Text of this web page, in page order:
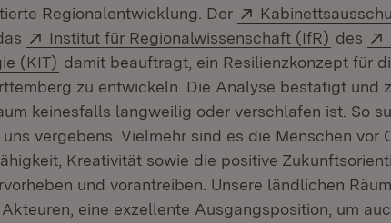
Regionalentwicklung. Der
Extern:
Extern:
Institut für Regionalwissenschaft (IfR) (Öffnet
des
(KIT) (Öffnet in neuem Fenster)
damit beauftragt, ein Resilienzkonzept für
zu entwickeln. Die Analyse bestätigt und
keinesfalls langweilig oder verschlafen ist. So
vergebens. Vielmehr sind es die Menschen vor
Kreativität sowie die positive
und vorantreiben. Unsere ländlichen
eine exzellente Ausgangsposition, um